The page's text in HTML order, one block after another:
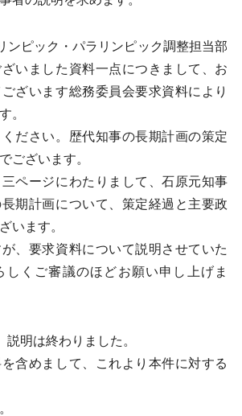
ンピック・パラリンピック調整担当部
いました資料一点につきまして、お
ざいます総務委員会要求資料により
。
ださい。歴代知事の長期計画の策定
ございます。
ページにわたりまして、石原元知事
期計画について、策定経過と主要政
います。
、要求資料について説明させていた
しくご審議のほどお願い申し上げま
明は終わりました。
含めまして、これより本件に対する